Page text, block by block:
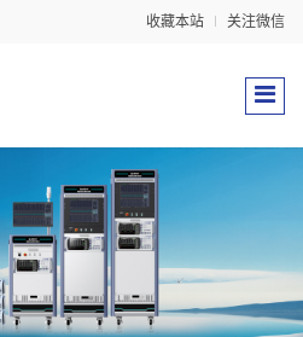
收藏本站 关注微信